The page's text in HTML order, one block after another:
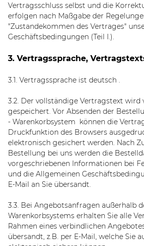
Vertragsschluss selbst und die
erfolgen nach Maßgabe der
"Zustandekommen des Vertrages"
Geschäftsbedingungen (Teil I.).
3. Vertragssprache,
3.1. Vertragssprache ist deutsch
3.2. Der vollständige Vertragstext wird
gespeichert. Vor Absenden der
- Warenkorbsystem können die
Druckfunktion des Browsers
elektronisch gesichert werden. Nach
Bestellung bei uns werden die
vorgeschriebenen Informationen bei
und die Allgemeinen
E-Mail an Sie übersandt.
3.3. Bei Angebotsanfragen außerhalb
Warenkorbsystems erhalten Sie alle
Rahmen eines verbindlichen
übersandt, z.B. per E-Mail, welche Sie